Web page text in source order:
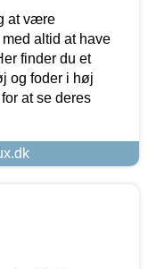
at være
altid at have
finder du et
og foder i høj
at se deres